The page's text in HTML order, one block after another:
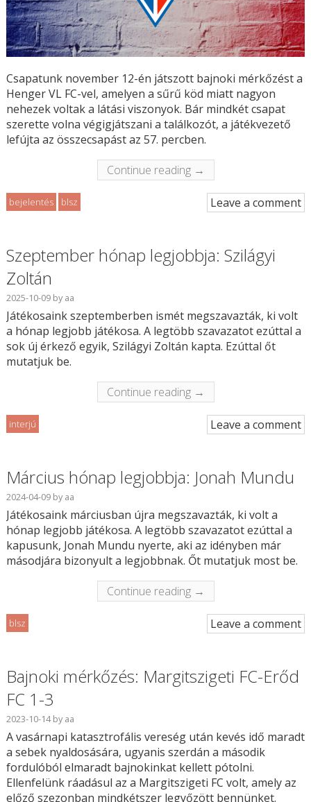
Csapatunk november 12-én játszott bajnoki mérkőzést a
Henger VL FC-vel, amelyen a sűrű köd miatt nagyon
nehezek voltak a látási viszonyok. Bár mindkét csapat
szerette volna végigjátszani a találkozót, a játékvezető
lefújta az összecsapást az 57. percben.
Continue reading →
bejelentés blsz Leave a comment
Szeptember hónap legjobbja: Szilágyi
Zoltán
2025-10-09byaa
Játékosaink szeptemberben ismét megszavazták, ki volt
a hónap legjobb játékosa. A legtöbb szavazatot ezúttal a
sok új érkező egyik, Szilágyi Zoltán kapta. Ezúttal őt
mutatjuk be.
Continue reading →
interjú Leave a comment
Március hónap legjobbja: Jonah Mundu
2024-04-09byaa
Játékosaink márciusban újra megszavazták, ki volt a
hónap legjobb játékosa. A legtöbb szavazatot ezúttal a
kapusunk, Jonah Mundu nyerte, aki az idényben már
másodjára bizonyult a legjobbnak. Őt mutatjuk most be.
Continue reading →
blsz Leave a comment
Bajnoki mérkőzés: Margitszigeti FC-Erőd
FC 1-3
2023-10-14byaa
A vasárnapi katasztrofális vereség után kevés idő maradt
a sebek nyaldosására, ugyanis szerdán a második
fordulóból elmaradt bajnokinkat kellett pótolni.
Ellenfelünk ráadásul az a Margitszigeti FC volt, amely az
előző szezonban mindkétszer legyőzött bennünket.